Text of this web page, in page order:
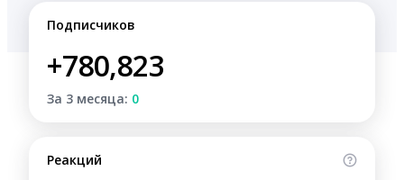
Подписчиков
+780,823
За 3 месяца: 0
Реакций